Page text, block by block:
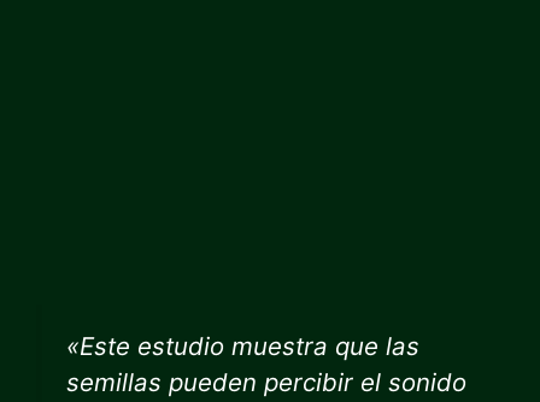
«Este estudio muestra que las
semillas pueden percibir el sonido